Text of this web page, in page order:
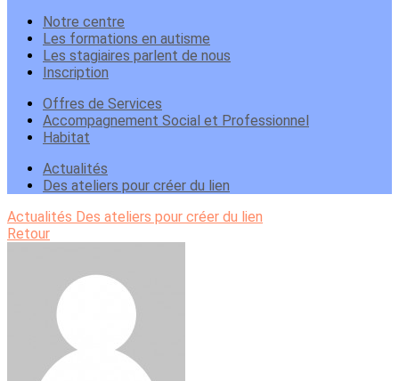
Notre centre
Les formations en autisme
Les stagiaires parlent de nous
Inscription
Offres de Services
Accompagnement Social et Professionnel
Habitat
Actualités
Des ateliers pour créer du lien
Actualités Des ateliers pour créer du lien
Retour